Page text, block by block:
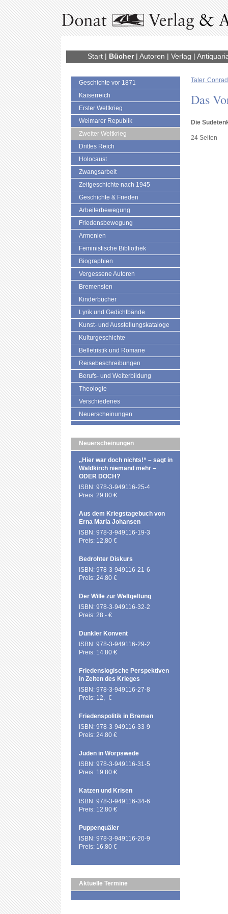
Start| Bücher| Autoren | Verlag |
Geschichte vor 1871
Kaiserreich
Erster Weltkrieg
Weimarer Republik
Zweiter Weltkrieg
Drittes Reich
Holocaust
Zwangsarbeit
Zeitgeschichte nach 1945
Geschichte & Frieden
Arbeiterbewegung
Friedensbewegung
Armenien
Feministische Bibliothek
Biographien
Vergessene Autoren
Bremensien
Kinderbücher
Lyrik und Gedichtbände
Kunst- und Ausstellungskataloge
Kulturgeschichte
Belletristik und Romane
Reisebeschreibungen
Berufs- und Weiterbildung
Theologie
Verschiedenes
Neuerscheinungen
Neuerscheinungen
„Hier war doch nichts!“ – sagt in
Waldkirch niemand mehr –
ODER DOCH?
ISBN: 978-3-949116-25-4
Preis: 29.80 €
Aus dem Kriegstagebuch von
Erna Maria Johansen
ISBN: 978-3-949116-19-3
Preis: 12,80 €
Bedrohter Diskurs
ISBN: 978-3-949116-21-6
Preis: 24.80 €
Der Wille zur Weltgeltung
ISBN: 978-3-949116-32-2
Preis: 28.- €
Dunkler Konvent
ISBN: 978-3-949116-29-2
Preis: 14.80 €
Friedenslogische Perspektiven
in Zeiten des Krieges
ISBN: 978-3-949116-27-8
Preis: 12,- €
Friedenspolitik in Bremen
ISBN: 978-3-949116-33-9
Preis: 24.80 €
Juden in Worpswede
ISBN: 978-3-949116-31-5
Preis: 19.80 €
Katzen und Krisen
ISBN: 978-3-949116-34-6
Preis: 12.80 €
Puppenquäler
ISBN: 978-3-949116-20-9
Preis: 16.80 €
Aktuelle Termine
Taler, Conrad
Das
Die
24 Seiten